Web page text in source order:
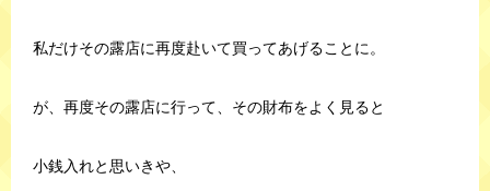
私だけその露店に再度赴いて買ってあげることに。
が、再度その露店に行って、その財布をよく見ると
小銭入れと思いきや、